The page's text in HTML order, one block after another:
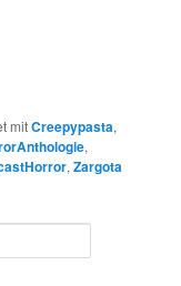
mitCreepypasta,
,
,Zargota